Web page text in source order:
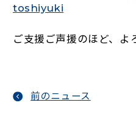
toshiyuki
ご支援ご声援のほど、よ
前のニュース